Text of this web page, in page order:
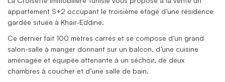
appartement S+2 occupant le troisième étage d’une résidence
gardée située à Khair-Eddine.
Ce dernier fait 100 mètres carrés et se compose d’un grand
salon-salle à manger donnant sur un balcon, d’une cuisine
aménagée et équipée attenante à un séchoir, de deux
chambres à coucher et d’une salle de bain.